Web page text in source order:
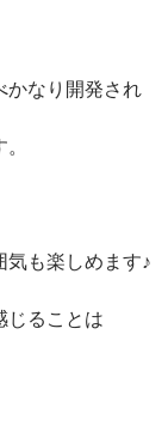
かなり開発され
気も楽しめます♪
じることは